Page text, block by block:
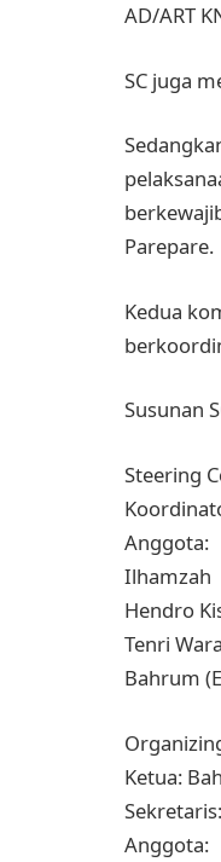
AD/ART
SC juga
Parepare.
Kedua
Susunan
Steering
Anggota:
Ilhamzah
Hendro
Tenri Wara
Bahrum
Ketua:
Anggota: